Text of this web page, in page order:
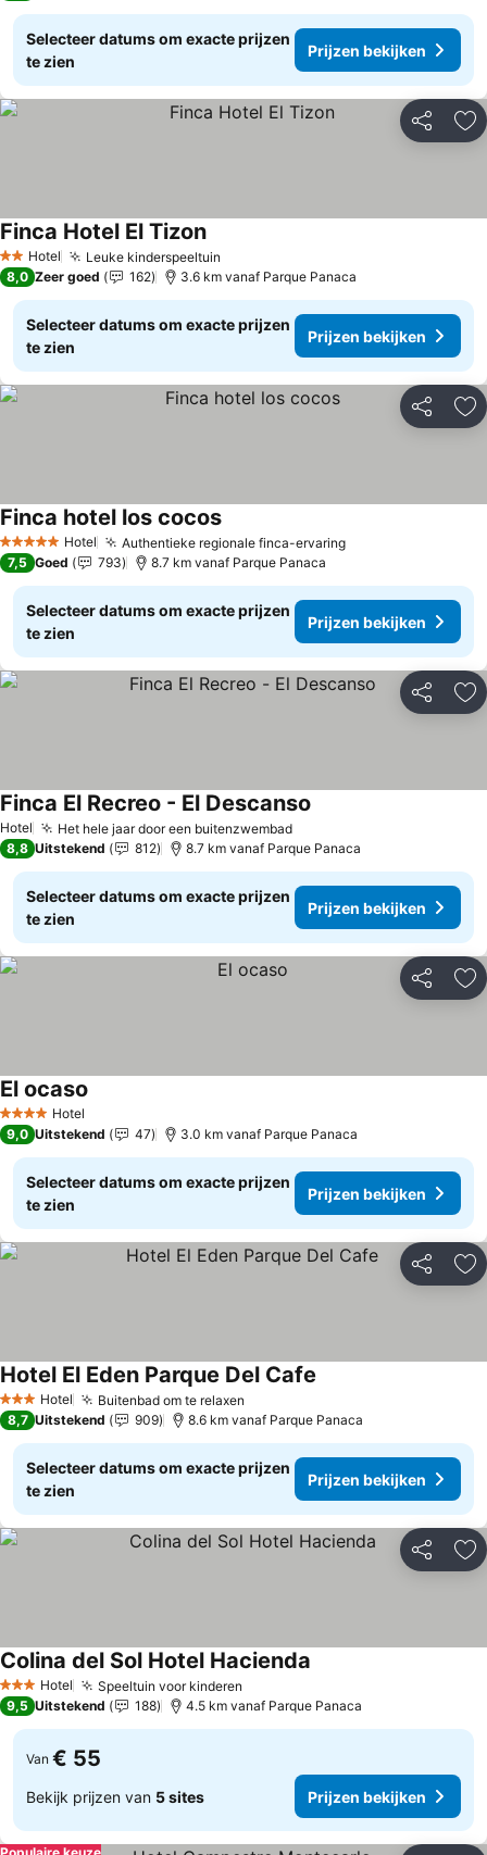
Selecteer datums om exacte prijzen
te zien
Prijzen bekijken
Delen
2 Sterren
Hotel Leuke kinderspeeltuin
Finca Hotel El Tizon
8,0 Zeer goed 162 3.6 km vanaf Parque Panaca
Selecteer datums om exacte prijzen
te zien
Prijzen bekijken
Delen
5 Sterren Hotel Authentieke regionale finca-ervaring
Finca hotel los cocos
7,5 Goed 793 8.7 km vanaf Parque Panaca
Selecteer datums om exacte prijzen
te zien
Prijzen bekijken
Delen
Hotel Het hele jaar door een buitenzwembad
Finca El Recreo - El Descanso
8,8 Uitstekend 812 8.7 km vanaf Parque Panaca
Selecteer datums om exacte prijzen
te zien
Prijzen bekijken
Delen
4 SterrenHotel
El ocaso
9,0 Uitstekend 47 3.0 km vanaf Parque Panaca
Selecteer datums om exacte prijzen
te zien
Prijzen bekijken
Delen
3 SterrenHotel Buitenbad om te relaxen
Hotel El Eden Parque Del Cafe
8,7 Uitstekend 909 8.6 km vanaf Parque Panaca
Selecteer datums om exacte prijzen
te zien
Prijzen bekijken
Delen
3 SterrenHotel Speeltuin voor kinderen
Colina del Sol Hotel Hacienda
9,5 Uitstekend 188 4.5 km vanaf Parque Panaca
Van € 55
Bekijk prijzen van 5 sites Prijzen bekijken